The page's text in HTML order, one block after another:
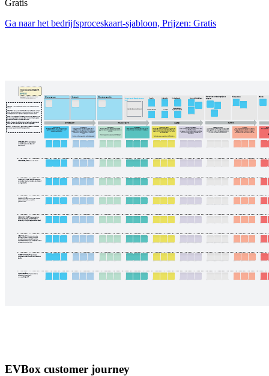
Gratis
Ga naar het bedrijfsproceskaart-sjabloon, Prijzen: Gratis
EVBox customer journey